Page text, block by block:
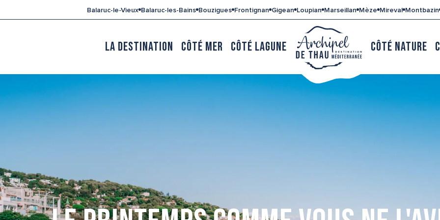
au
Balaruc-le-Vieux Balaruc-les-Bains Bouzigues Frontignan Gigean Loupian Marseillan Mèze Mireval Montbazin
LA DESTINATION CÔTÉ MER CÔTÉ LAGUNE CÔTÉ NATURE